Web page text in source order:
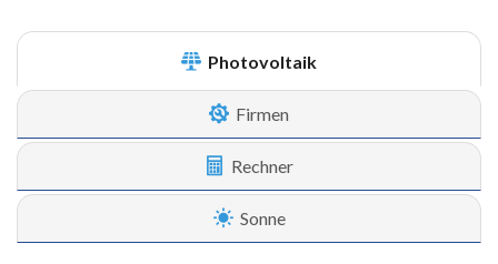
Photovoltaik
Firmen
Rechner
Sonne